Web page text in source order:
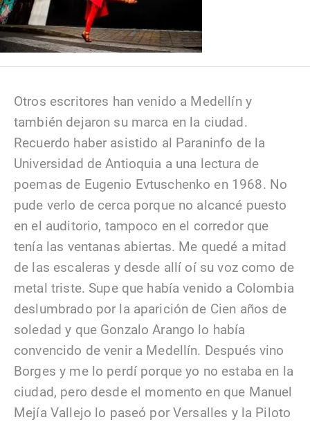
Otros escritores han venido a Medellín y
también dejaron su marca en la ciudad.
Recuerdo haber asistido al Paraninfo de la
Universidad de Antioquia a una lectura de
poemas de Eugenio Evtuschenko en 1968. No
pude verlo de cerca porque no alcancé puesto
en el auditorio, tampoco en el corredor que
tenía las ventanas abiertas. Me quedé a mitad
de las escaleras y desde allí oí su voz como de
metal triste. Supe que había venido a Colombia
deslumbrado por la aparición de Cien años de
soledad y que Gonzalo Arango lo había
convencido de venir a Medellín. Después vino
Borges y me lo perdí porque yo no estaba en la
ciudad, pero desde el momento en que Manuel
Mejía Vallejo lo paseó por Versalles y la Piloto